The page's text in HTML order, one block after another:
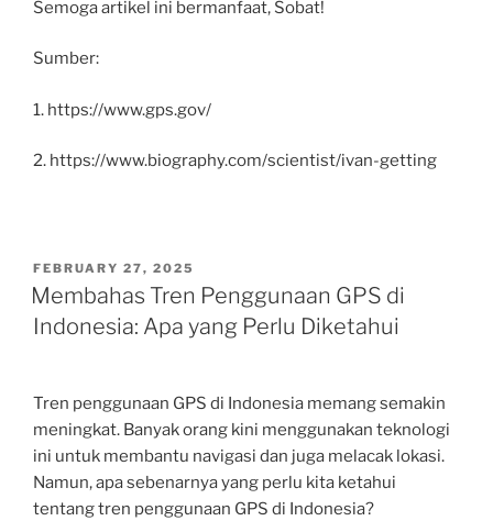
Semoga artikel ini bermanfaat, Sobat!
Sumber:
1. https://www.gps.gov/
2. https://www.biography.com/scientist/ivan-getting
POSTED
ON
FEBRUARY 27, 2025
Membahas Tren Penggunaan GPS di
Indonesia: Apa yang Perlu Diketahui
Tren penggunaan GPS di Indonesia memang semakin
meningkat. Banyak orang kini menggunakan teknologi
ini untuk membantu navigasi dan juga melacak lokasi.
Namun, apa sebenarnya yang perlu kita ketahui
tentang tren penggunaan GPS di Indonesia?